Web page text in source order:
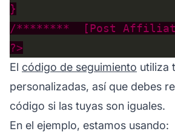
/********  [Post
El código de seguimiento utiliza
personalizadas, así que debes
código si las tuyas son iguales.
En el ejemplo, estamos usando: